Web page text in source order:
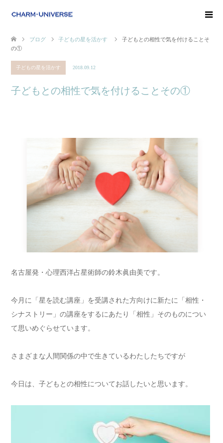
ブログ 子どもの星を活かす
子どもとの相性で気を付けることそ
の①
子どもの星を活かす 2018.09.12
子どもとの相性で気を付けることその①
名古屋発・心理西洋占星術師の鈴木眞由美です。
今月に「星を読む講座」を受講された方向けに新たに「相性・
シナストリー」の講座をするにあたり「相性」そのものについ
て思いめぐらせています。
さまざまな人間関係の中で生きているわたしたちですが
今日は、子どもとの相性についてお話したいと思います。